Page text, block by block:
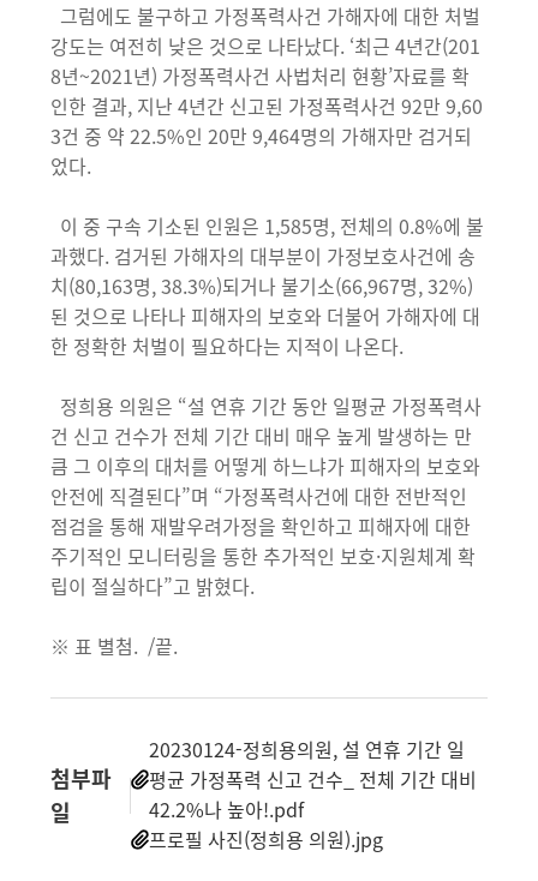
그럼에도 불구하고 가정폭력사건 가해자에 대한 처벌
강도는 여전히 낮은 것으로 나타났다. ‘최근 4년간(201
8년~2021년) 가정폭력사건 사법처리 현황’자료를 확
인한 결과, 지난 4년간 신고된 가정폭력사건 92만 9,60
3건 중 약 22.5%인 20만 9,464명의 가해자만 검거되
었다.
이 중 구속 기소된 인원은 1,585명, 전체의 0.8%에 불
과했다. 검거된 가해자의 대부분이 가정보호사건에 송
치(80,163명, 38.3%)되거나 불기소(66,967명, 32%)
된 것으로 나타나 피해자의 보호와 더불어 가해자에 대
한 정확한 처벌이 필요하다는 지적이 나온다.
정희용 의원은 “설 연휴 기간 동안 일평균 가정폭력사
건 신고 건수가 전체 기간 대비 매우 높게 발생하는 만
큼 그 이후의 대처를 어떻게 하느냐가 피해자의 보호와
안전에 직결된다”며 “가정폭력사건에 대한 전반적인
점검을 통해 재발우려가정을 확인하고 피해자에 대한
주기적인 모니터링을 통한 추가적인 보호·지원체계 확
립이 절실하다”고 밝혔다.
※ 표 별첨. /끝.
첨부파
일
20230124-정희용의원, 설 연휴 기간 일
평균 가정폭력 신고 건수_ 전체 기간 대비
42.2%나 높아!.pdf
프로필 사진(정희용 의원).jpg